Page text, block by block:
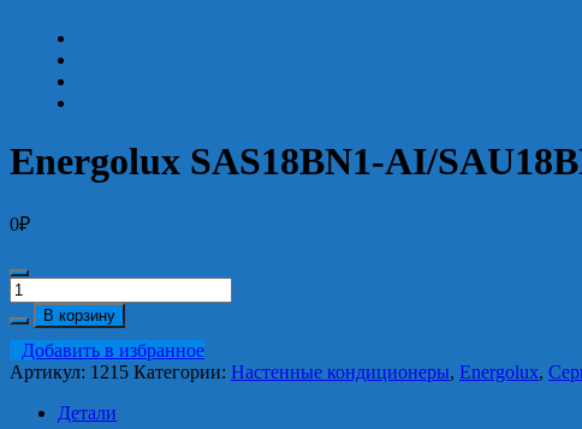
Energolux SAS18BN1-AI/
0₽
Количество
Energolux
SAS18BN1-
AI/SAU18BN1-
AI
В корзину
Добавить в избранное
Артикул: 1215 Категории: Настенные кондиционеры, Energolux,
Детали